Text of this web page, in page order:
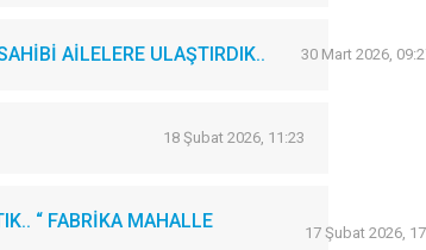
AİLELERE ULAŞTIRDIK.. 30 Mart 2026,
18 Şubat 2026, 11:23
“ FABRİKA MAHALLE
17 Şubat 2026,